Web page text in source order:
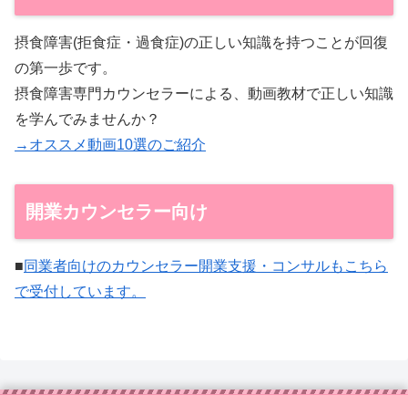
摂食障害(拒食症・過食症)の正しい知識を持つことが回復
の第一歩です。
摂食障害専門カウンセラーによる、動画教材で正しい知識
を学んでみませんか？
→オススメ動画10選のご紹介
開業カウンセラー向け
■同業者向けのカウンセラー開業支援・コンサルもこちら
で受付しています。